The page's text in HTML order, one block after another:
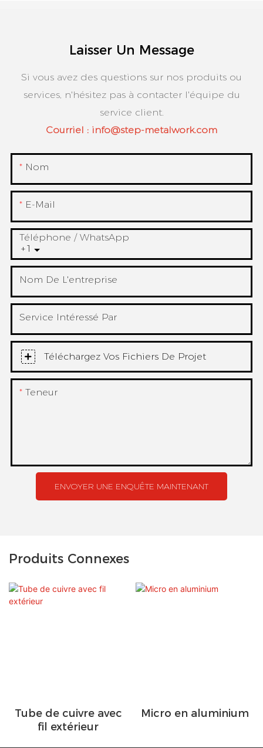
Laisser Un Message
Si vous avez des questions sur nos produits ou
services, n'hésitez pas à contacter l'équipe du
service client.
Courriel : info@step-metalwork.com
Nom
E-Mail
+1
Téléphone / WhatsApp
Nom De L'entreprise
Service Intéressé Par
Téléchargez Vos Fichiers De Projet
Teneur
ENVOYER UNE ENQUÊTE MAINTENANT
Produits Connexes
Tube de cuivre avec
fil extérieur
Micro en aluminium